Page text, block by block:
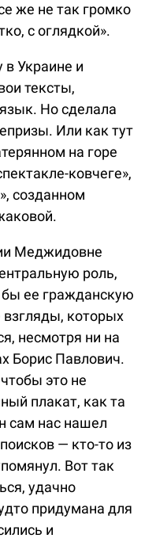
же не так громко
с оглядкой».
в Украине и
тексты,
Но сделала
Или как тут
на горе
ковчеге»,
созданном
Меджидовне
роль,
ее гражданскую
которых
несмотря ни на
Борис Павлович.
это не
плакат, как та
сам нас нашел
— кто-то из
Вот так
удачно
придумана для
и